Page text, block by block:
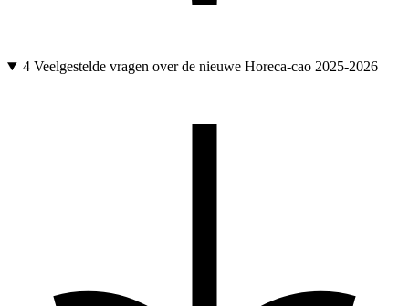
4Veelgestelde vragen over de nieuwe Horeca-cao 2025-2026